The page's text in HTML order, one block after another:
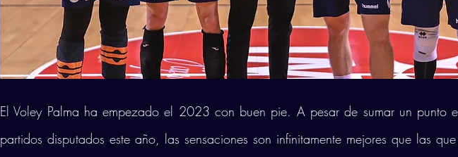
El Voley Palma ha empezado el 2023 con buen pie. A pesar de sumar un punto
partidos disputados este año, las sensaciones son infinitamente mejores que las